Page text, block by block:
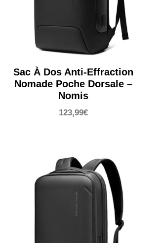
Sac À Dos Anti-Effraction
Nomade Poche Dorsale –
Nomis
123,99€